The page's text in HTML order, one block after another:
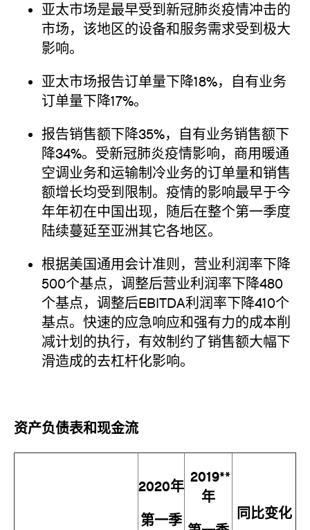
亚太市场是最早受到新冠肺炎疫情冲击的
市场，该地区的设备和服务需求受到极大
影响。
亚太市场报告订单量下降18%，自有业务
订单量下降17%。
报告销售额下降35%，自有业务销售额下
降34%。受新冠肺炎疫情影响，商用暖通
空调业务和运输制冷业务的订单量和销售
额增长均受到限制。疫情的影响最早于今
年年初在中国出现，随后在整个第一季度
陆续蔓延至亚洲其它各地区。
根据美国通用会计准则，营业利润率下降
500个基点，调整后营业利润率下降480
个基点，调整后EBITDA利润率下降410个
基点。快速的应急响应和强有力的成本削
减计划的执行，有效制约了销售额大幅下
滑造成的去杠杆化影响。
资产负债表和现金流
2020年
第一季
2019**
年
同比变化